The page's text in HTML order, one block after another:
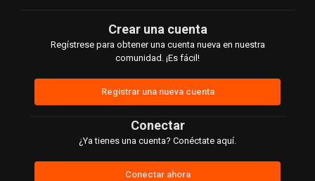
Crear una cuenta
Regístrese para obtener una cuenta nueva en nuestra
comunidad. ¡Es fácil!
Registrar una nueva cuenta
Conectar
¿Ya tienes una cuenta? Conéctate aquí.
Conectar ahora